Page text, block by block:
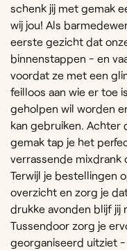
schenk jij met gemak
wij jou! Als
eerste gezicht dat
binnenstappen - en
voordat ze met een
feilloos aan wie er toe
geholpen wil worden
kan gebruiken. Achter
gemak tap je het
verrassende mixdrank
Terwijl je bestellingen
overzicht en zorg je
drukke avonden blijf jij
Tussendoor zorg je
georganiseerd uitziet